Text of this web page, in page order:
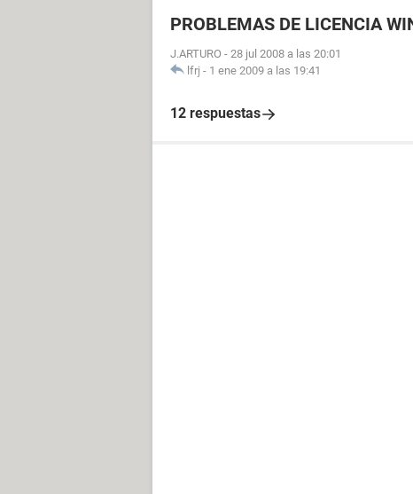
PROBLEMAS DE LICENCIA
J.ARTURO - 28 jul 2008 a las 20:01
lfrj - 1 ene 2009 a las 19:41
12 respuestas